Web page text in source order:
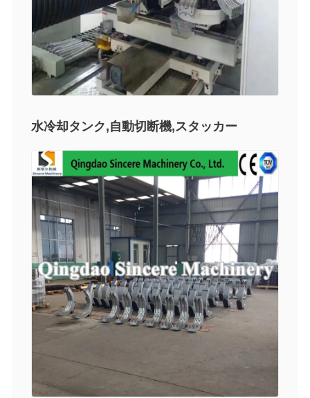
水冷却タンク,自動切断機,スタッカー